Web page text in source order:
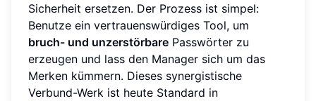
Sicherheit ersetzen. Der Prozess ist simpel:
Benutze ein vertrauenswürdiges Tool, um
bruch- und unzerstörbare Passwörter zu
erzeugen und lass den Manager sich um das
Merken kümmern. Dieses synergistische
Verbund-Werk ist heute Standard in